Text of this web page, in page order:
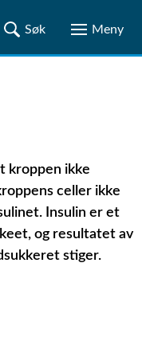
kroppen ikke
celler ikke
Insulin er et
og resultatet av
stiger.